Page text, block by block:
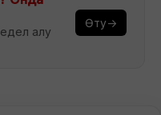
алу
Өту→